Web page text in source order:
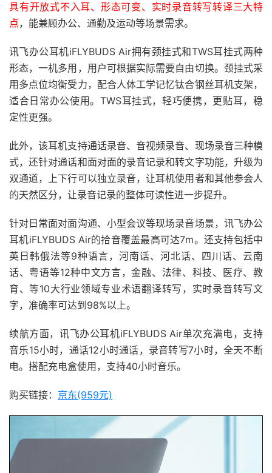
具有开放式不入耳、形态可变、实时录音转写转译三大特
点，能兼顾办公、通勤及运动等场景需求。
讯飞办公耳机iFLYBUDS Air拥有颈挂式和TWS耳挂式两种
形态，一机多用，用户可根据实际需要自由切换。颈挂式采
用多点位均衡受力，配合人体工学记忆钛合钢丝耳机支架，
适合日常办公使用。TWS耳挂式，轻巧便携，更贴耳，稳
定性更强。
此外，该耳机支持通话录音、音视频录音、现场录音三种模
式，还针对通话和面对面的录音记录和转文字功能，升级为
双通道，上下行可以独立录音，让耳机使用者和其他参会人
的天然区分，让录音记录的整体可读性进一步提升。
针对日常面对面沟通、小型会议等现场录音场景，讯飞办公
耳机iFLYBUDS Air的拾音覆盖最高可达7m。还支持包括中
英日韩俄法等9种语言，河南话、河北话、四川话、云南
话、粤语等12种中文方言，金融、法律、科技、医疗、教
育、等10大行业领域专业术语翻译转写，实时录音转写文
字，准确率可达到98%以上。
续航方面，讯飞办公耳机iFLYBUDS Air单次充满电，支持
音乐15小时，通话12小时通话，录音转写7小时，全天不断
电。搭配充电盒使用，支持40小时音乐。
购买链接： 京东(959元)